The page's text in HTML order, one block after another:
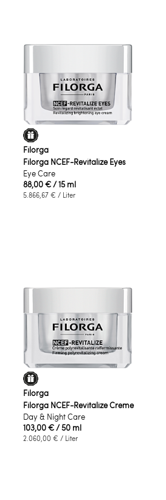
Filorga
Filorga NCEF-Revitalize Eyes
Eye Care
88,00 €/ 15 ml
5.866,67 € / Liter
Filorga
Filorga NCEF-Revitalize Creme
Day & Night Care
103,00 €/ 50 ml
2.060,00 € / Liter